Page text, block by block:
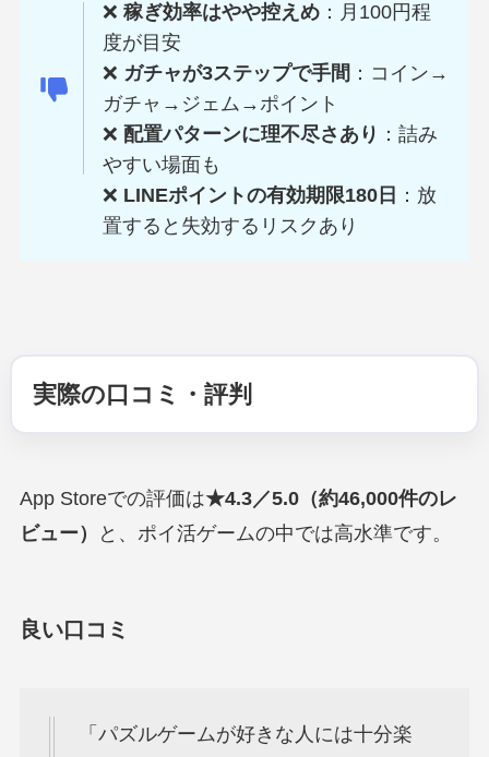
❌稼ぎ効率はやや控えめ ：月100円程
度が目安
❌ ガチャが3ステップで手間 ：コイン→
ガチャ→ジェム→ポイント
❌ 配置パターンに理不尽さあり ：詰み
やすい場面も
❌ LINEポイントの有効期限180日 ：放
置すると失効するリスクあり
実際の口コミ・評判
App Storeでの評価は★4.3／5.0（約46,000件のレ
ビュー）
と、ポイ活ゲームの中では高水準です。
良い口コミ
「パズルゲームが好きな人には十分楽